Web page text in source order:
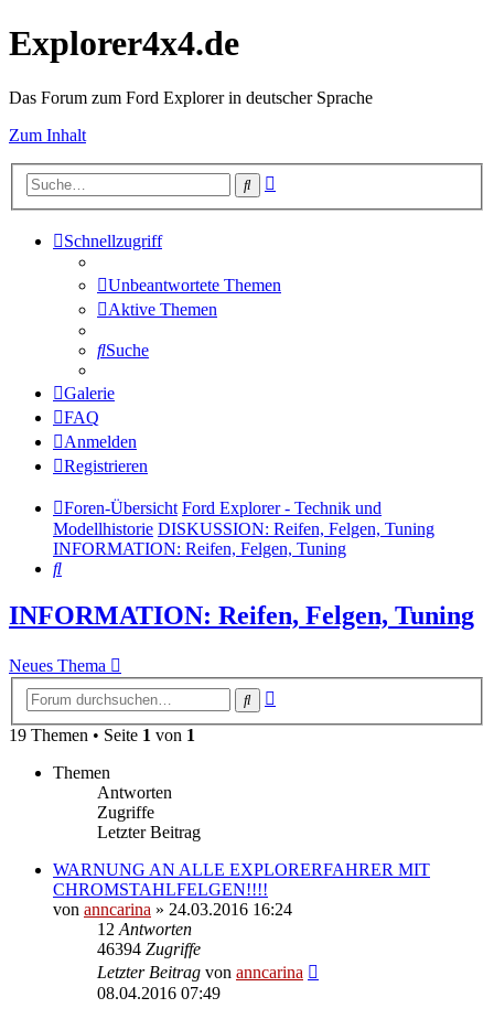
Explorer4x4.de
Das Forum zum Ford Explorer in deutscher Sprache
Zum Inhalt
Suche
Schnellzugriff
Unbeantwortete Themen
Aktive Themen
Suche
Galerie
FAQ
Anmelden
Registrieren
Foren-Übersicht Ford Explorer - Technik und
Modellhistorie DISKUSSION: Reifen, Felgen, Tuning
INFORMATION: Reifen, Felgen, Tuning
Suche
INFORMATION: Reifen, Felgen, Tuning
Neues Thema
Suche
19 Themen • Seite 1 von 1
Themen
Antworten
Zugriffe
Letzter Beitrag
WARNUNG AN ALLE EXPLORERFAHRER MIT
CHROMSTAHLFELGEN!!!!
von anncarina » 24.03.2016 16:24
12 Antworten
46394 Zugriffe
Letzter Beitrag von anncarina
08.04.2016 07:49